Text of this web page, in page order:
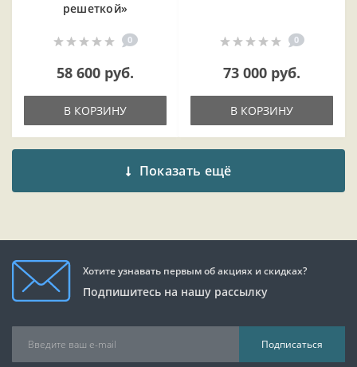
решеткой»
0
58 600 руб.
В КОРЗИНУ
0
73 000 руб.
В КОРЗИНУ
Показать ещё
Хотите узнавать первым об акциях и скидках?
Подпишитесь на нашу рассылку
Подписаться